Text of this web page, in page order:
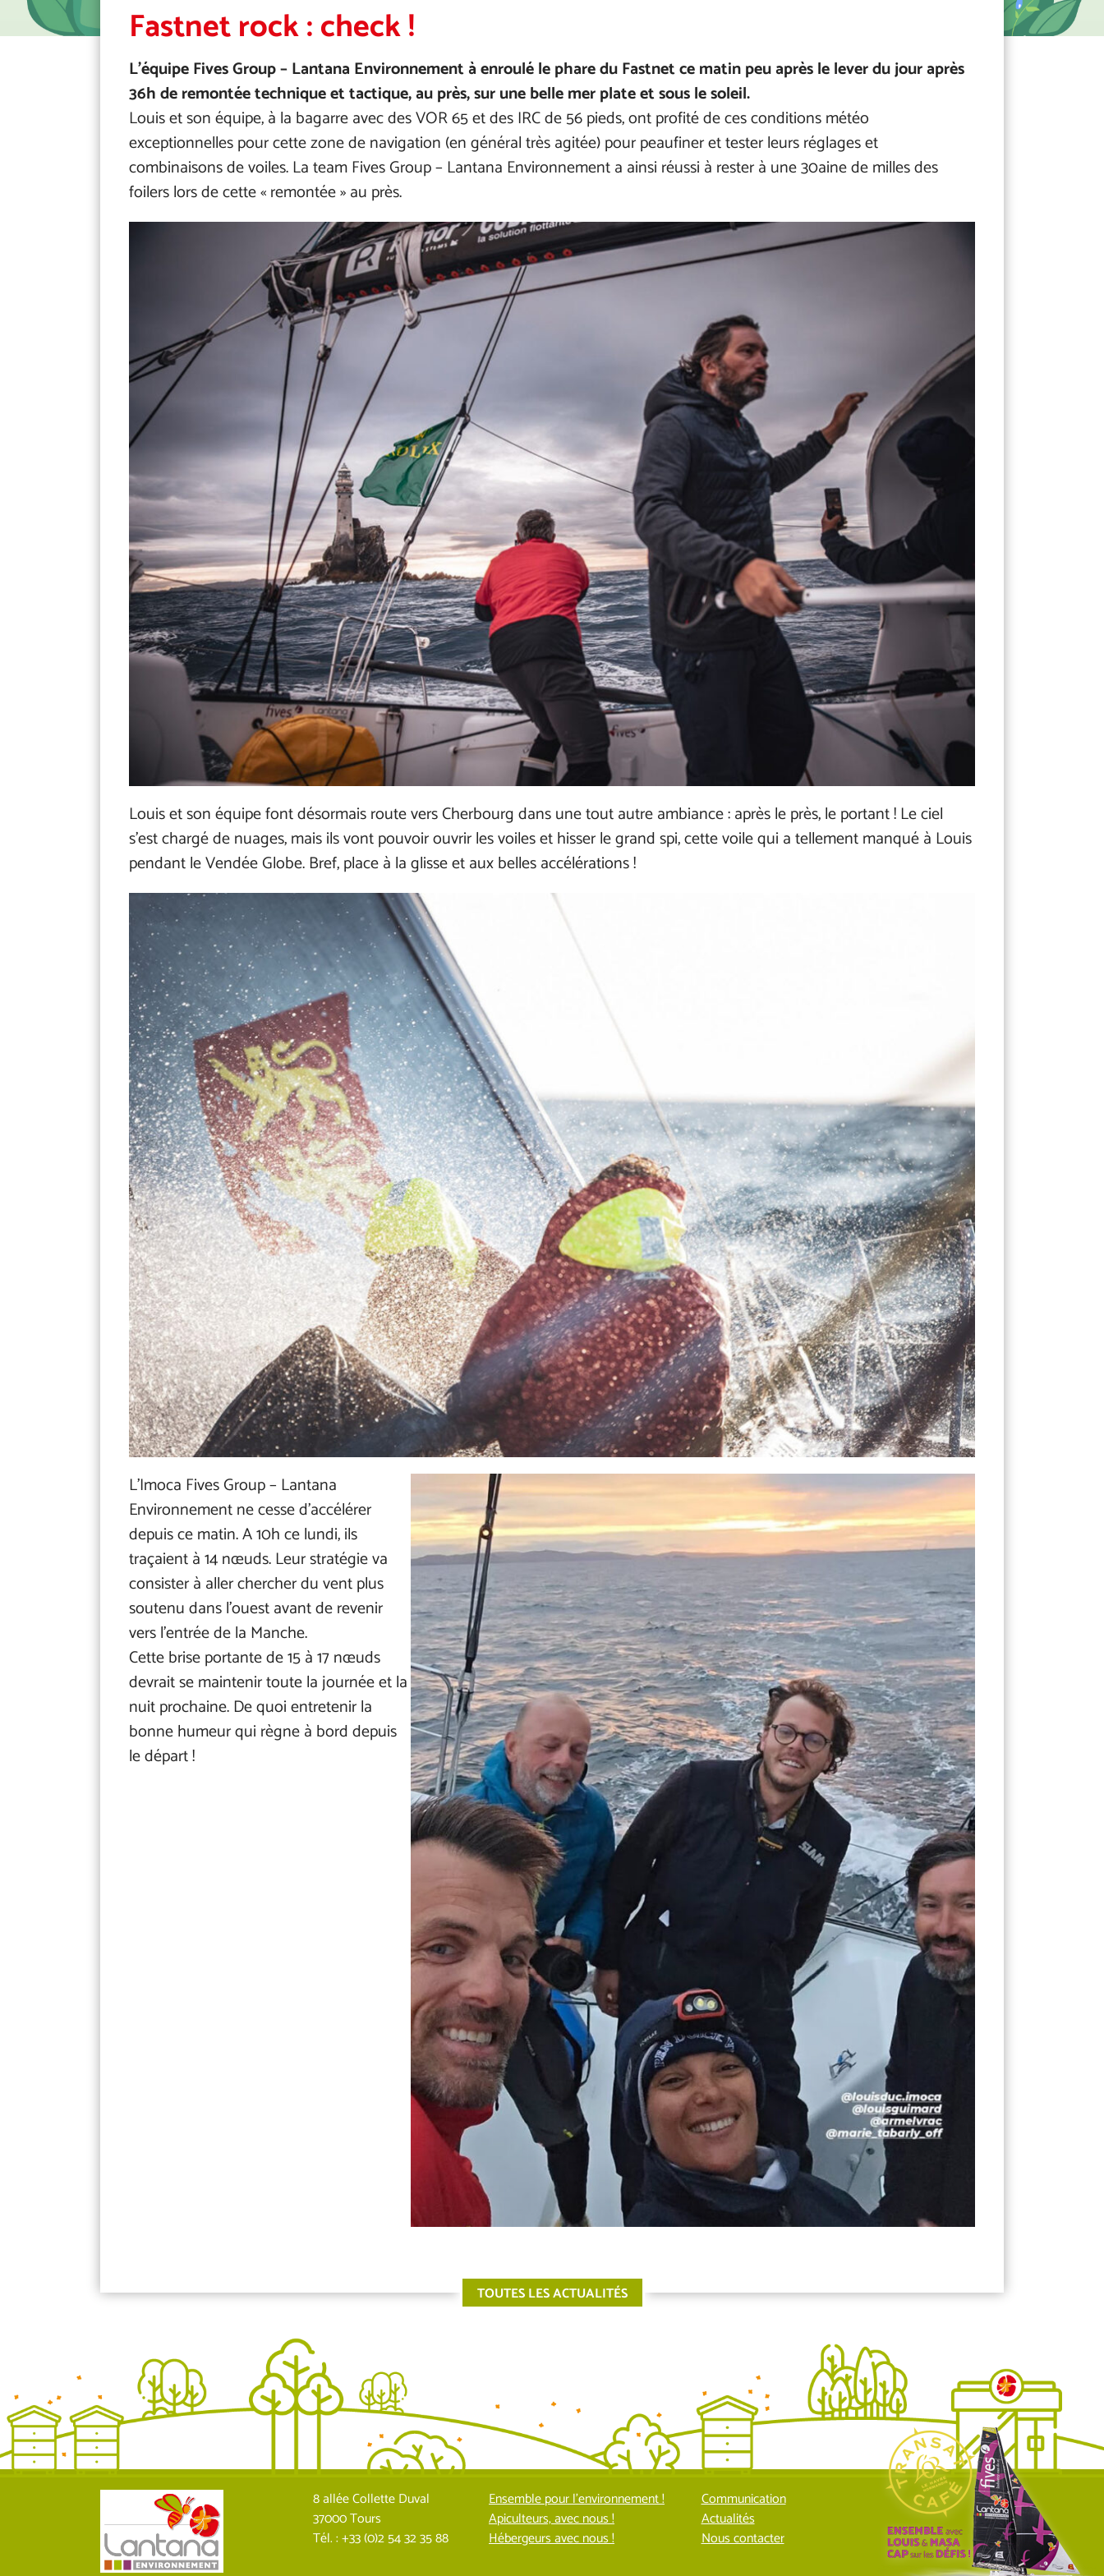
Fastnet rock : check !
L’équipe Fives Group – Lantana Environnement à enroulé le phare du Fastnet ce matin peu après le lever du jour après
36h de remontée technique et tactique, au près, sur une belle mer plate et sous le soleil.
Louis et son équipe, à la bagarre avec des VOR 65 et des IRC de 56 pieds, ont profité de ces conditions météo
exceptionnelles pour cette zone de navigation (en général très agitée) pour peaufiner et tester leurs réglages et
combinaisons de voiles. La team Fives Group – Lantana Environnement a ainsi réussi à rester à une 30aine de milles des
foilers lors de cette « remontée » au près.
Louis et son équipe font désormais route vers Cherbourg dans une tout autre ambiance : après le près, le portant ! Le ciel
s’est chargé de nuages, mais ils vont pouvoir ouvrir les voiles et hisser le grand spi, cette voile qui a tellement manqué à Louis
pendant le Vendée Globe. Bref, place à la glisse et aux belles accélérations !
L’Imoca Fives Group – Lantana
Environnement ne cesse d’accélérer
depuis ce matin. A 10h ce lundi, ils
traçaient à 14 nœuds. Leur stratégie va
consister à aller chercher du vent plus
soutenu dans l’ouest avant de revenir
vers l’entrée de la Manche.
Cette brise portante de 15 à 17 nœuds
devrait se maintenir toute la journée et la
nuit prochaine. De quoi entretenir la
bonne humeur qui règne à bord depuis
le départ !
TOUTES LES ACTUALITÉS
8 allée Collette Duval
37000 Tours
Tél. : +33 (0)2 54 32 35 88
Ensemble pour l’environnement !
Apiculteurs, avec nous !
Hébergeurs avec nous !
Communication
Actualités
Nous contacter